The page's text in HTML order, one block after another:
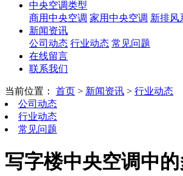
中央空调类型
商用中央空调 家用中央空调 新排风
新闻资讯
公司动态 行业动态 常见问题
在线留言
联系我们
当前位置： 首页 > 新闻资讯 > 行业动态
公司动态
行业动态
常见问题
写字楼中央空调中